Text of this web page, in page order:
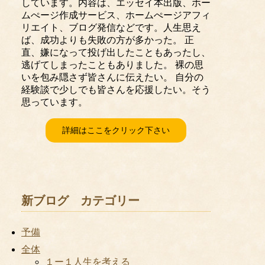
しています。内容は、エッセイ本出版、ホー
ムぺージ作成サービス、ホームぺージアフィ
リエイト、ブログ発信などです。人生思え
ば、成功よりも失敗の方が多かった。 正
直、嫌になって投げ出したこともあったし、
逃げてしまったこともありました。 裸の思
いを包み隠さず皆さんに伝えたい。 自分の
経験談で少しでも皆さんを応援したい。そう
思っています。
詳細はここをクリック下さい
新ブログ カテゴリー
予備
全体
１ー１人生を考える